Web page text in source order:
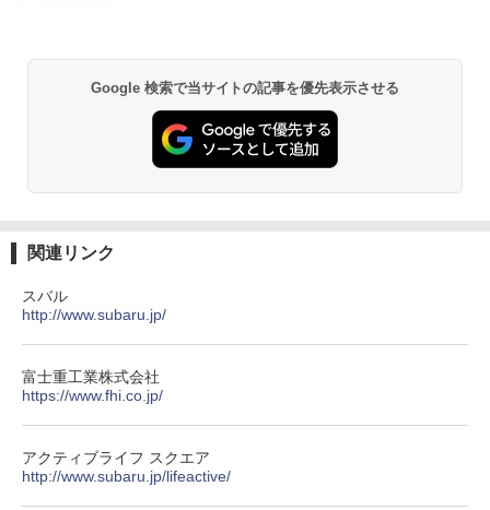
Google 検索で当サイトの記事を優先表示させる
関連リンク
スバル
http://www.subaru.jp/
富士重工業株式会社
https://www.fhi.co.jp/
アクティブライフ スクエア
http://www.subaru.jp/lifeactive/